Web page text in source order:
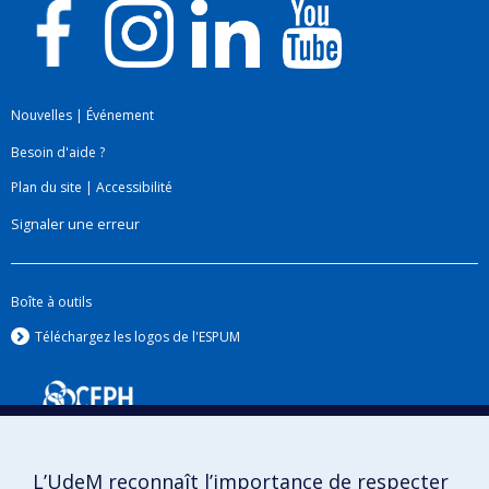
Nouvelles | Événement
Besoin d'aide ?
Plan du site | Accessibilité
Signaler une erreur
Boîte à outils
Téléchargez les logos de l'ESPUM
L’UdeM reconnaît l’importance de respecter